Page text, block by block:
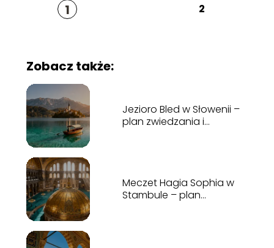
1 2
Zobacz także:
Jezioro Bled w Słowenii –
plan zwiedzania i
Meczet Hagia Sophia w
Stambule – plan